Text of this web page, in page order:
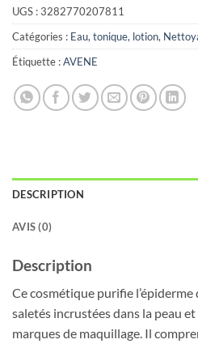
UGS :3282770207811
Catégories : Eau, tonique, lotion,
Étiquette :AVENE
DESCRIPTION
AVIS (0)
Description
Ce cosmétique purifie
saletés incrustées dans la peau
marques de maquillage. Il